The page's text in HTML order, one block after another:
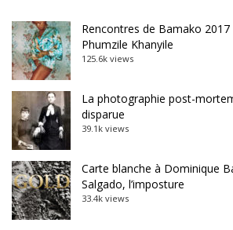
Rencontres de Bamako
Phumzile Khanyile
125.6k views
La photographie post-
disparue
39.1k views
Carte blanche à Dominique
Salgado, l’imposture
33.4k views